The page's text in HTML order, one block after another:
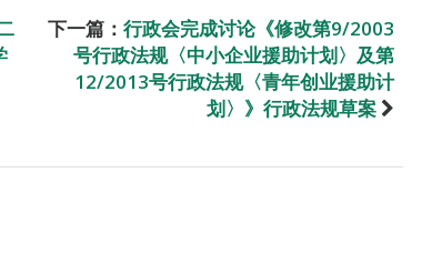
下一篇： 行政会完成讨论《修改第9/2003
号行政法规〈中小企业援助计划〉及第
12/2013号行政法规〈青年创业援助计
划〉》行政法规草案